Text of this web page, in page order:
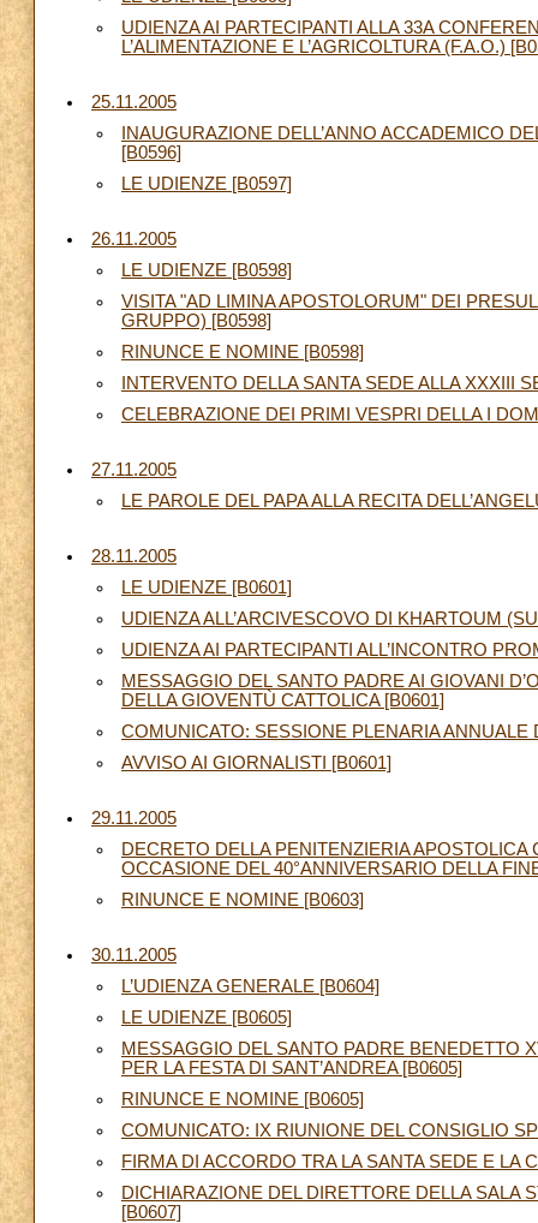
UDIENZA AI PARTECIPANTI ALLA 33A
L’ALIMENTAZIONE E L’AGRICOLTURA (F.A.O.)
25.11.2005
INAUGURAZIONE DELL’ANNO ACCADEMICO
[B0596]
LE UDIENZE [B0597]
26.11.2005
LE UDIENZE [B0598]
VISITA "AD LIMINA APOSTOLORUM" DEI
GRUPPO) [B0598]
RINUNCE E NOMINE [B0598]
INTERVENTO DELLA SANTA SEDE ALLA XXXIII
CELEBRAZIONE DEI PRIMI VESPRI DELLA I
27.11.2005
LE PAROLE DEL PAPA ALLA RECITA
28.11.2005
LE UDIENZE [B0601]
UDIENZA ALL’ARCIVESCOVO DI KHARTOUM
UDIENZA AI PARTECIPANTI ALL’INCONTRO
MESSAGGIO DEL SANTO PADRE AI GIOVANI
DELLA GIOVENTÙ CATTOLICA [B0601]
COMUNICATO: SESSIONE PLENARIA
AVVISO AI GIORNALISTI [B0601]
29.11.2005
DECRETO DELLA PENITENZIERIA
OCCASIONE DEL 40°ANNIVERSARIO DELLA
RINUNCE E NOMINE [B0603]
30.11.2005
L’UDIENZA GENERALE [B0604]
LE UDIENZE [B0605]
MESSAGGIO DEL SANTO PADRE BENEDETTO
PER LA FESTA DI SANT’ANDREA [B0605]
RINUNCE E NOMINE [B0605]
COMUNICATO: IX RIUNIONE DEL CONSIGLIO
FIRMA DI ACCORDO TRA LA SANTA SEDE E LA
DICHIARAZIONE DEL DIRETTORE DELLA SALA
[B0607]